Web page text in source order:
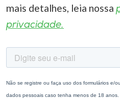
mais detalhes, leia nossa
privacidade.